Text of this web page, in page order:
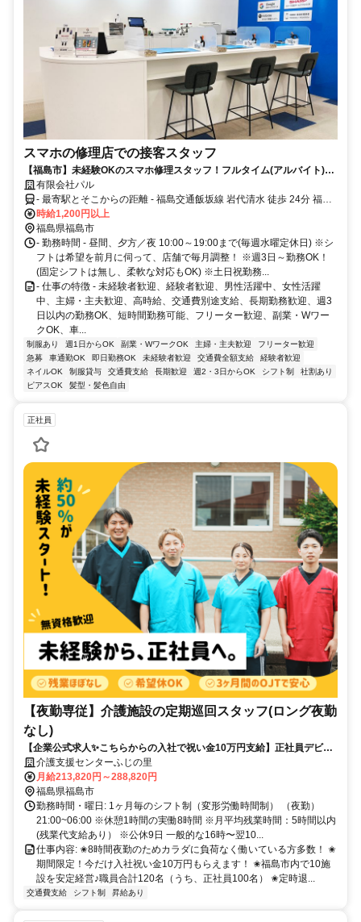
スマホの修理店での接客スタッフ
【福島市】未経験OKのスマホ修理スタッフ！フルタイム(アルバイト)募
集！時給1,200円～！／交通費全額支給／未経験歓迎／シフト柔軟対応
有限会社パル
- 最寄駅とそこからの距離 - 福島交通飯坂線 岩代清水 徒歩 24分 福島
交通「三本松」バス停より徒歩約1分
時給1,200円以上
福島県福島市
- 勤務時間 - 昼間、夕方／夜 10:00～19:00まで(毎週水曜定休日) ※シ
フトは希望を前月に伺って、店舗で毎月調整！ ※週3日～勤務OK！
(固定シフトは無し、柔軟な対応もOK) ※土日祝勤務...
- 仕事の特徴 - 未経験者歓迎、経験者歓迎、男性活躍中、女性活躍
中、主婦・主夫歓迎、高時給、交通費別途支給、長期勤務歓迎、週3
日以内の勤務OK、短時間勤務可能、フリーター歓迎、副業・Wワー
クOK、車...
制服あり 週1日からOK 副業・WワークOK 主婦・主夫歓迎
フリーター歓迎
急募
車通勤OK 即日勤務OK 未経験者歓迎 交通費全額支給
経験者歓迎
ネイルOK
制服貸与 交通費支給 長期歓迎 週2・3日からOK シフト制
社割あり
ピアスOK
髪型・髪色自由
正社員
【夜勤専従】介護施設の定期巡回スタッフ(ロング夜勤
なし)
【企業公式求人✨こちらからの入社で祝い金10万円支給】正社員デビュ
ーしたい方歓迎✅未経験・無資格OK✿夜〜早朝まででロング夜勤がない
のも魅力！
介護支援センターふじの里
月給213,820円～288,820円
福島県福島市
勤務時間・曜日: 1ヶ月毎のシフト制（変形労働時間制） （夜勤）
21:00~06:00 ※休憩1時間の実働8時間 ※月平均残業時間：5時間以内
(残業代支給あり） ※公休9日 一般的な16時〜翌10...
仕事内容: ✬8時間夜勤のためカラダに負荷なく働いている方多数！ ✬
期間限定！今だけ入社祝い金10万円もらえます！ ✬福島市内で10施
設を安定経営♪職員合計120名（うち、正社員100名） ✬定時退...
交通費支給 シフト制 昇給あり